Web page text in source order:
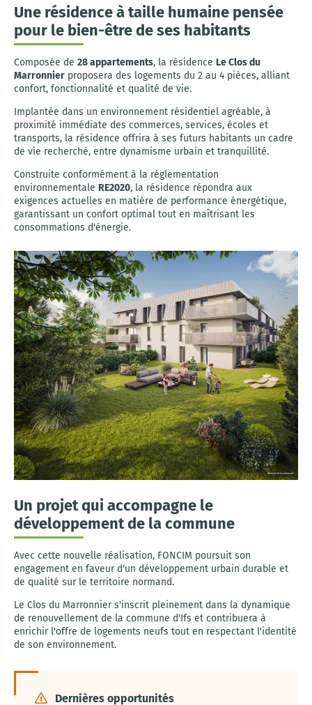
Une résidence à taille humaine pensée
pour le bien-être de ses habitants
Composée de 28 appartements, la résidence Le Clos du
Marronnier proposera des logements du 2 au 4 pièces, alliant
confort, fonctionnalité et qualité de vie.
Implantée dans un environnement résidentiel agréable, à
proximité immédiate des commerces, services, écoles et
transports, la résidence offrira à ses futurs habitants un cadre
de vie recherché, entre dynamisme urbain et tranquillité.
Construite conformément à la réglementation
environnementale RE2020, la résidence répondra aux
exigences actuelles en matière de performance énergétique,
garantissant un confort optimal tout en maîtrisant les
consommations d'énergie.
Un projet qui accompagne le
développement de la commune
Avec cette nouvelle réalisation, FONCIM poursuit son
engagement en faveur d'un développement urbain durable et
de qualité sur le territoire normand.
Le Clos du Marronnier s'inscrit pleinement dans la dynamique
de renouvellement de la commune d'Ifs et contribuera à
enrichir l'offre de logements neufs tout en respectant l'identité
de son environnement.
Dernières opportunités